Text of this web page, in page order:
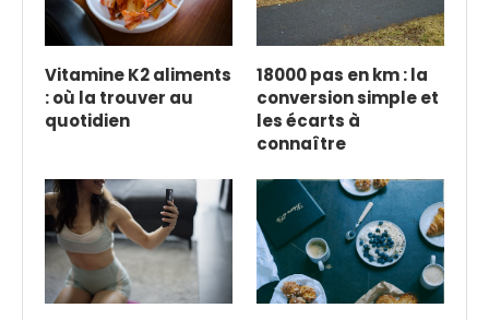
Vitamine K2 aliments
: où la trouver au
quotidien
18000 pas en km : la
conversion simple et
les écarts à
connaître